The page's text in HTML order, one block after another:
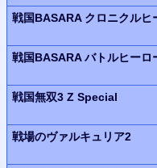
戦国BASARA クロニクルヒ
戦国BASARA バトルヒーロ
戦国無双3 Z Special
戦場のヴァルキュリア2